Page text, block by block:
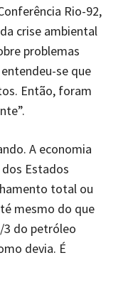
Rio-92,
crise ambiental
problemas
se que
Então, foram
A economia
Estados
total ou
mesmo do que
3 do petróleo
devia. É